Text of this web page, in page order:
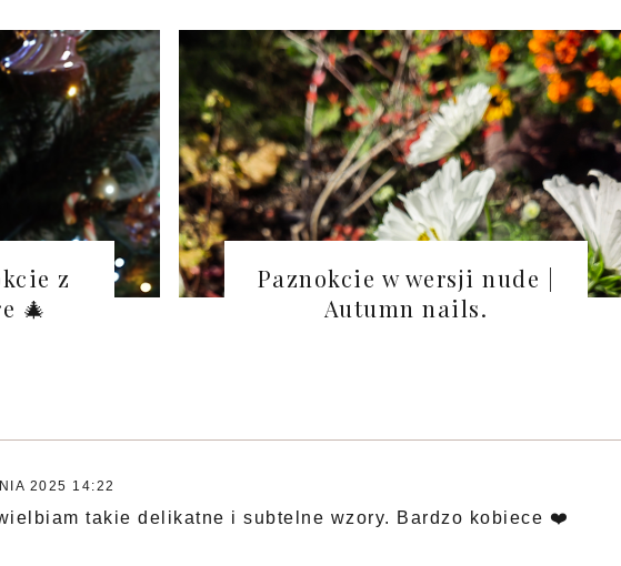
z
🎄
Paznokcie w wersji nude |
Autumn nails.
2025 14:22
takie delikatne i subtelne wzory. Bardzo kobiece ❤️